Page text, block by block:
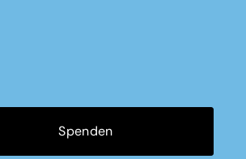
Spenden